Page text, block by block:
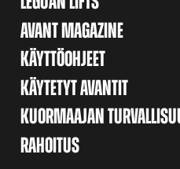
AVANT MAGAZINE
KÄYTTÖOHJEET
KÄYTETYT AVANTIT
KUORMAAJAN
RAHOITUS